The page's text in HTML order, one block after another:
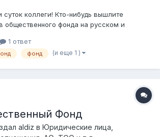
коллеги! Кто-нибудь вышлите
общественного фонда на русском и
1 ответ
фонд (и еще 1 )
Фонд
aldiz в Юридические лица,